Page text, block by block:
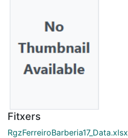
Fitxers
RgzFerreiroBarberia17_Data.xlsx